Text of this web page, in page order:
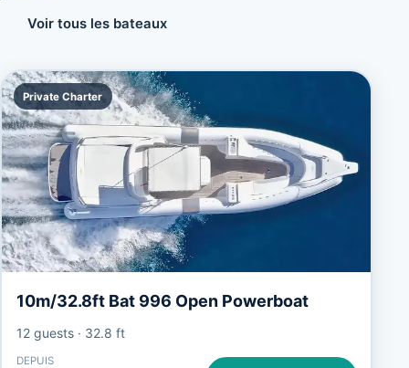
Voir tous les bateaux
Private Charter
10m/32.8ft Bat 996 Open Powerboat
12 guests· 32.8 ft
DEPUIS